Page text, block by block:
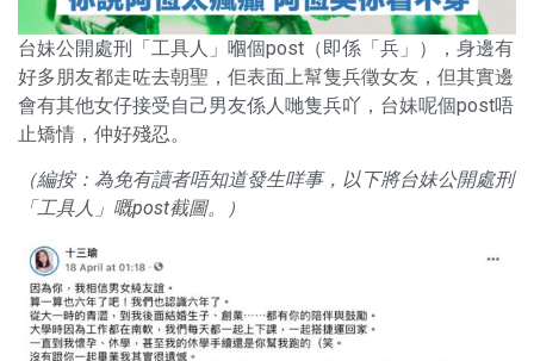
台妹公開處刑「工具人」嗰個post（即係「兵」），身邊有
好多朋友都走咗去朝聖，佢表面上幫隻兵徵女友，但其實邊
會有其他女仔接受自己男友係人哋隻兵吖，台妹呢個post唔
止矯情，仲好殘忍。
（編按：為免有讀者唔知道發生咩事，以下將台妹公開處刑
「工具人」嘅post截圖。）